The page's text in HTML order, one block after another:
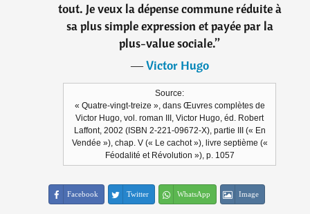
tout. Je veux la dépense commune réduite à
sa plus simple expression et payée par la
plus-value sociale.”
―Victor Hugo
Source:
« Quatre-vingt-treize », dans Œuvres complètes de
Victor Hugo, vol. roman III, Victor Hugo, éd. Robert
Laffont, 2002 (ISBN 2-221-09672-X), partie III (« En
Vendée »), chap. V (« Le cachot »), livre septième («
Féodalité et Révolution »), p. 1057
Facebook Twitter WhatsApp Image